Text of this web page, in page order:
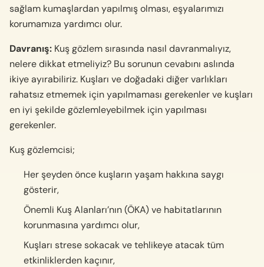
sağlam kumaşlardan yapılmış olması, eşyalarımızı
korumamıza yardımcı olur.
Davranış: Kuş gözlem sırasında nasıl davranmalıyız,
nelere dikkat etmeliyiz? Bu sorunun cevabını aslında
ikiye ayırabiliriz. Kuşları ve doğadaki diğer varlıkları
rahatsız etmemek için yapılmaması gerekenler ve kuşları
en iyi şekilde gözlemleyebilmek için yapılması
gerekenler.
Kuş gözlemcisi;
Her şeyden önce kuşların yaşam hakkına saygı
gösterir,
Önemli Kuş Alanları’nın (ÖKA) ve habitatlarının
korunmasına yardımcı olur,
Kuşları strese sokacak ve tehlikeye atacak tüm
etkinliklerden kaçınır,